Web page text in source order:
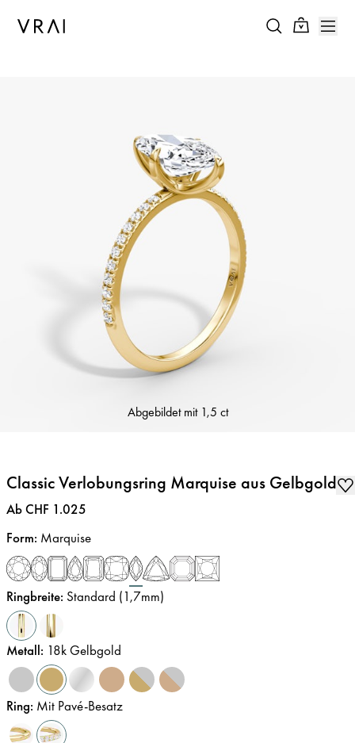
Abgebildet mit 1,5 ct
Classic Verlobungsring Marquise aus Gelbgold
Preis:
Ab CHF 1.025
Form: Marquise
Ringbreite: Standard (1,7mm)
Metall: 18k Gelbgold
Ring: Mit Pavé-Besatz